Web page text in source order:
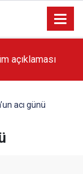
açıklaması
acı günü